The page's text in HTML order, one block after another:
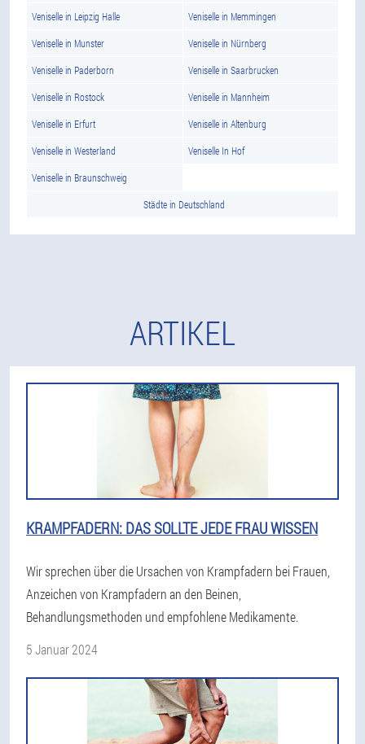
Veniselle in Leipzig Halle Veniselle in Memmingen
Veniselle in Munster Veniselle in Nürnberg
Veniselle in Paderborn Veniselle in Saarbrucken
Veniselle in Rostock Veniselle in Mannheim
Veniselle in Erfurt Veniselle in Altenburg
Veniselle in Westerland Veniselle In Hof
Veniselle in Braunschweig
Städte in Deutschland
ARTIKEL
KRAMPFADERN: DAS SOLLTE JEDE FRAU WISSEN
Wir sprechen über die Ursachen von Krampfadern bei Frauen,
Anzeichen von Krampfadern an den Beinen,
Behandlungsmethoden und empfohlene Medikamente.
5 Januar 2024